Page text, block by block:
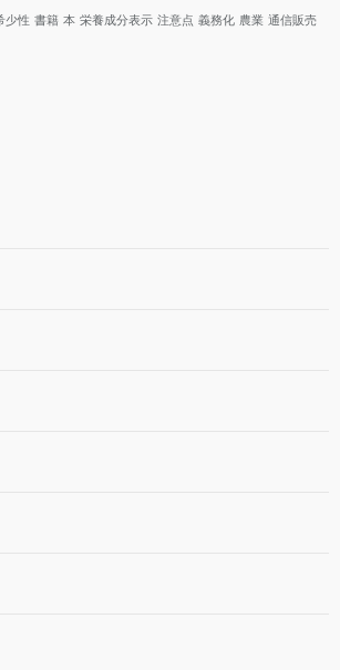
少性 書籍 本 栄養成分表示 注意点 義務化 農業 通信販売